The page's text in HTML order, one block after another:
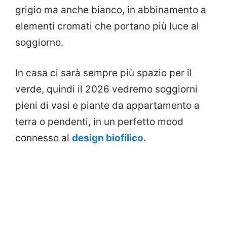
grigio ma anche bianco, in abbinamento a
elementi cromati che portano più luce al
soggiorno.
In casa ci sarà sempre più spazio per il
verde, quindi il 2026 vedremo soggiorni
pieni di vasi e piante da appartamento a
terra o pendenti, in un perfetto mood
connesso al design biofilico.